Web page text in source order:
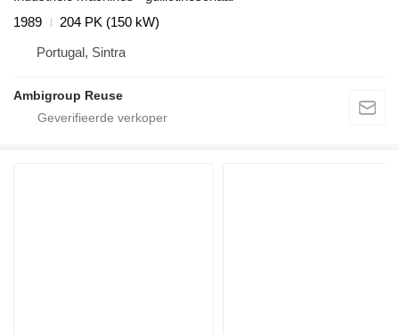
1989
204 PK (150 kW)
Portugal, Sintra
Ambigroup Reuse